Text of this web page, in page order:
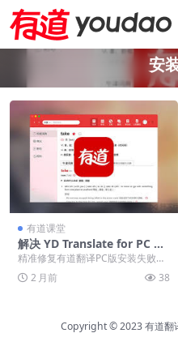
安
有道课堂
解决 YD Translate for PC 安
装失败与运行报错的图文教程
精准修复有道翻译PC版安装失败、
运行报错及划词失效。通过MD5校
验、补全运行库与...
2 月前 38
Copyright © 2023有道翻